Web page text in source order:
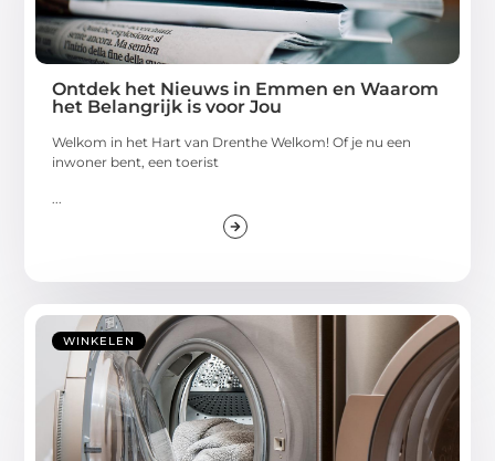
Ontdek het Nieuws in Emmen en Waarom
het Belangrijk is voor Jou
Welkom in het Hart van Drenthe Welkom! Of je nu een
inwoner bent, een toerist
WINKELEN